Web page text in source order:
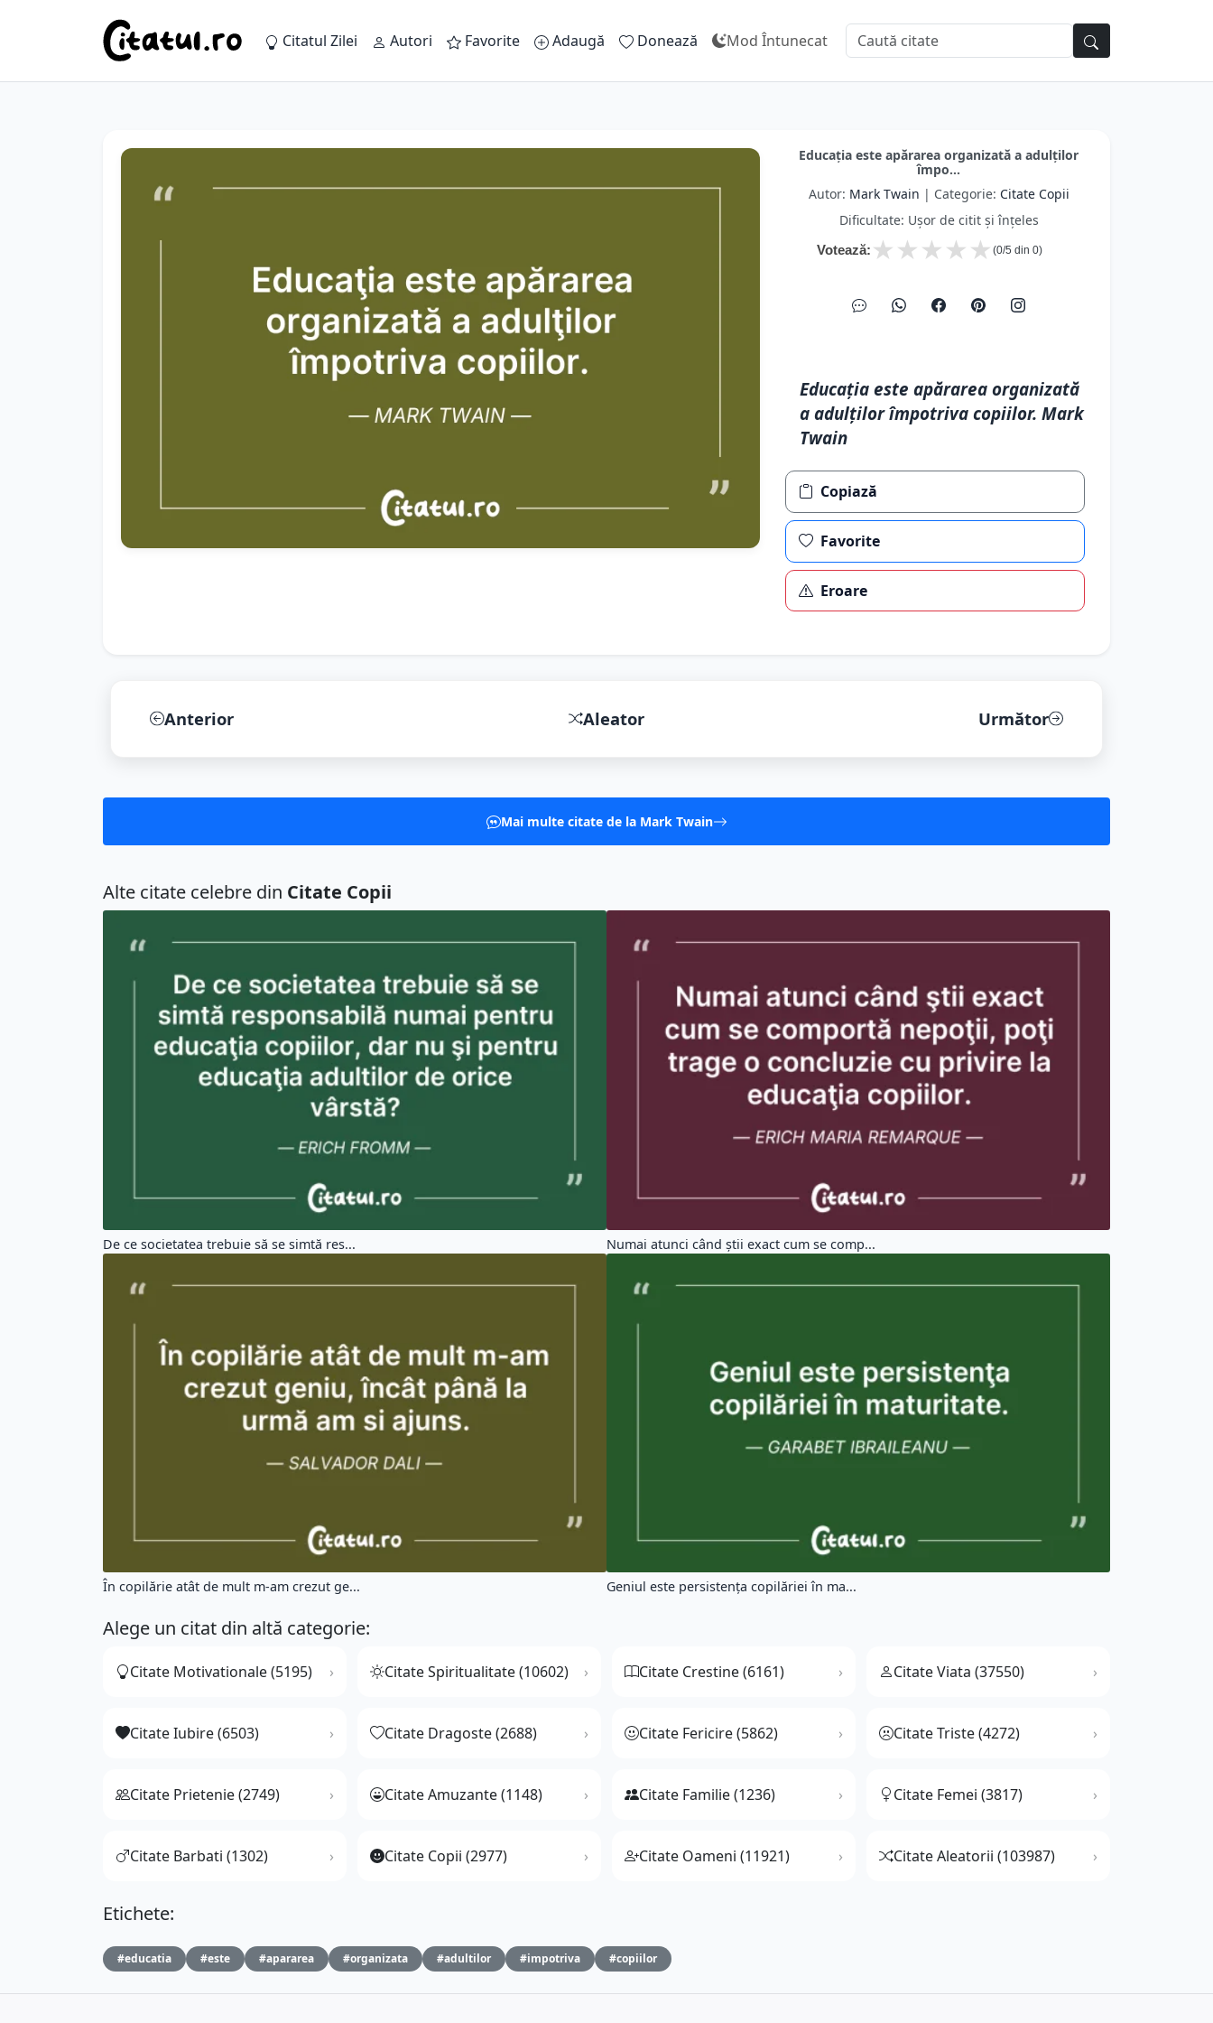
Citatul Zilei Autori Favorite Adaugă Donează Mod Întunecat
Educaţia este apărarea organizată a adulţilor
împo...
Autor: Mark Twain | Categorie: Citate Copii
Dificultate: Ușor de citit și înțeles
Votează: ★
★
★
★
★ (0/5 din 0)
Educaţia este apărarea organizată
a adulţilor împotriva copiilor. Mark
Twain
Copiază
Favorite
Eroare
Anterior Aleator Următor
Mai multe citate de la Mark Twain
Alte citate celebre din Citate Copii
De ce societatea trebuie să se simtă res... Numai atunci când ştii exact cum se comp...
În copilărie atât de mult m-am crezut ge... Geniul este persistenţa copilăriei în ma...
Alege un citat din altă categorie:
Citate Motivationale (5195) Citate Spiritualitate (10602) Citate Crestine (6161) Citate Viata (37550)
Citate Iubire (6503) Citate Dragoste (2688) Citate Fericire (5862) Citate Triste (4272)
Citate Prietenie (2749) Citate Amuzante (1148) Citate Familie (1236) Citate Femei (3817)
Citate Barbati (1302) Citate Copii (2977) Citate Oameni (11921) Citate Aleatorii (103987)
Etichete:
#educatia #este #apararea #organizata #adultilor #impotriva #copiilor